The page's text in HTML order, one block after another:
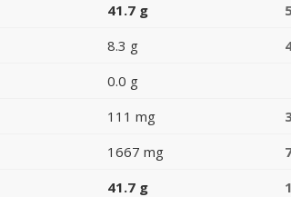
41.7 g
8.3 g
0.0 g
111 mg
1667 mg
41.7 g